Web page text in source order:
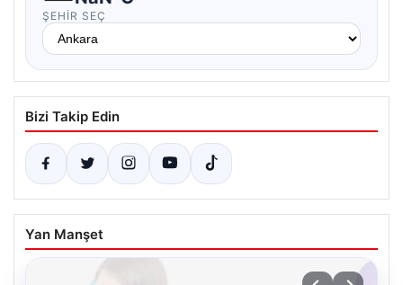
ŞEHIR SEÇ
Bizi Takip Edin
Yan Manşet